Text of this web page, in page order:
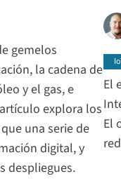
gemelos
la cadena de
y el gas, e
explora los
una serie de
digital, y
despliegues.
El
El